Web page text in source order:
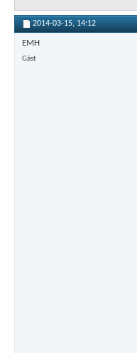
2014-03-15, 14:12
EMH
Gäst